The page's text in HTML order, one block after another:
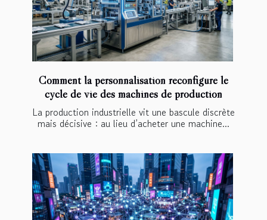
Comment la personnalisation reconfigure le
cycle de vie des machines de production
La production industrielle vit une bascule discrète
mais décisive : au lieu d’acheter une machine...